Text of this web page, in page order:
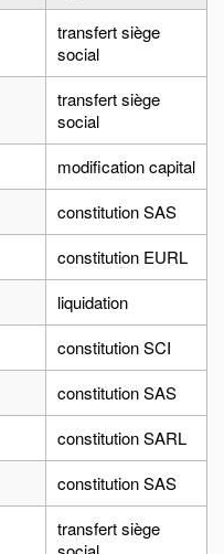
transfert siège
social
transfert siège
social
modification capital
constitution SAS
constitution EURL
liquidation
constitution SCI
constitution SAS
constitution SARL
constitution SAS
transfert siège